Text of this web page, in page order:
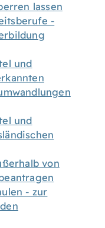
lassen
-
und
und
von
- zur